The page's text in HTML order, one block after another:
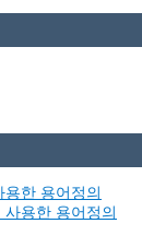
한 용어정의
용한 용어정의